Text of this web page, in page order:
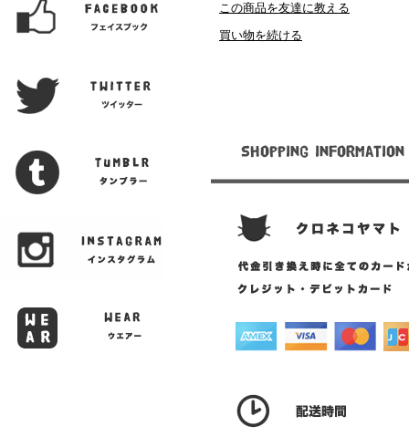
この商品を友達に教える
買い物を続ける